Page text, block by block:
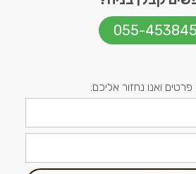
055-
ואנו נחזור אליכם: